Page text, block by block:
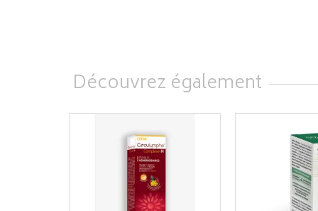
Découvrez également